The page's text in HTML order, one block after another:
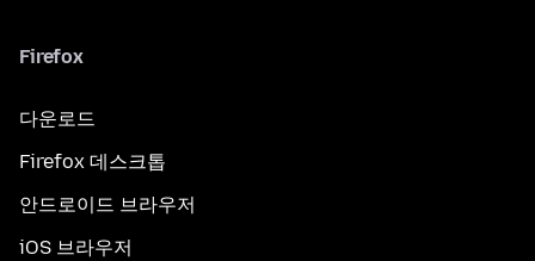
Firefox
다운로드
Firefox 데스크톱
안드로이드 브라우저
iOS 브라우저